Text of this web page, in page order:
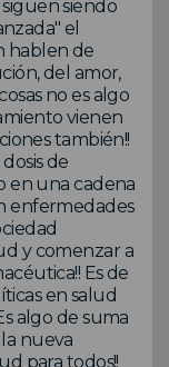
siendo
el
hablen de
del amor,
no es algo
vienen
también!!
de
en una cadena
enfermedades
y comenzar a
Es de
en salud
algo de suma
nueva
para todos!!